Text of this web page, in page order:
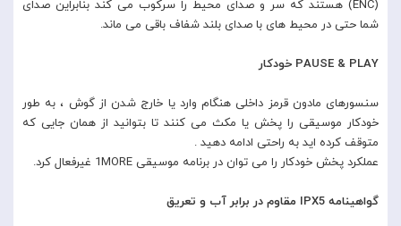
(ENC) هستند که سر و صدای محیط را سرکوب می کند بنابراین صدای
شما حتی در محیط های با صدای بلند شفاف باقی می ماند.
PAUSE & PLAY خودکار
سنسورهای مادون قرمز داخلی هنگام وارد یا خارج شدن از گوش ، به طور
خودکار موسیقی را پخش یا مکث می کنند تا بتوانید از همان جایی که
متوقف کرده اید به راحتی ادامه دهید .
عملکرد پخش خودکار را می توان در برنامه موسیقی 1MORE غیرفعال کرد.
گواهینامه IPX5 مقاوم در برابر آب و تعریق